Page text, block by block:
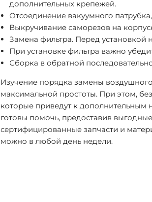
дополнительных крепежей.
Отсоединение вакуумного
Выкручивание саморезов на
Замена фильтра. Перед установкой
При установке фильтра важно
Сборка в обратной
Изучение порядка замены
максимальной простоты. При этом,
которые приведут к
готовы помочь, предоставив
сертифицированные запчасти и
можно в любой день недели.